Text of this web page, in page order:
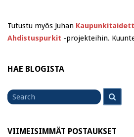
Tutustu myös Juhan
Ahdistuspurkit -projekteihin.
HAE BLOGISTA
Search
for
VIIMEISIMMÄT POSTAUKSET